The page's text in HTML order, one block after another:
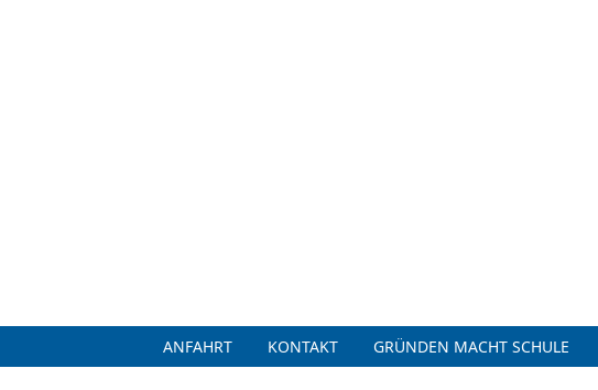
ANFAHRT KONTAKT GRÜNDEN MACHT SCHULE